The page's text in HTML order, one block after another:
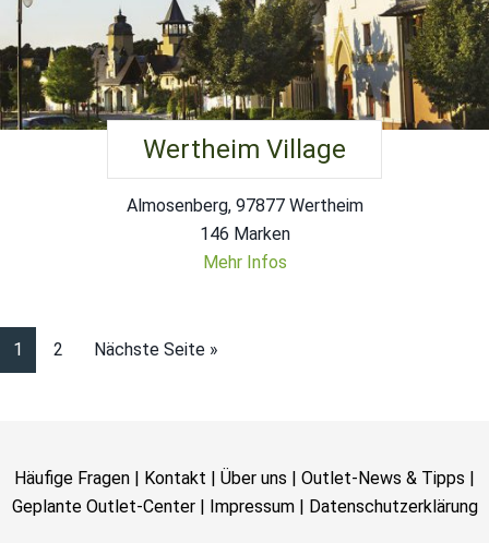
Wertheim Village
Almosenberg, 97877 Wertheim
146 Marken
Mehr Infos
1 2 Nächste Seite »
Häufige Fragen | Kontakt | Über uns | Outlet-News & Tipps |
Geplante Outlet-Center| Impressum| Datenschutzerklärung